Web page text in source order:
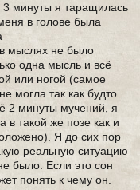
3 минуты я таращилась
в голове была
не было
одна мысль и всё
или ногой (самое
могла так как будто
2 минуты мучений, я
в такой же позе как и
Я до сих пор
реальную ситуацию
было. Если это сон
понять к чему он.